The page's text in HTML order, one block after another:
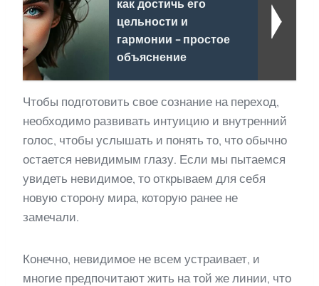
как достичь его
цельности и
гармонии - простое
объяснение
Чтобы подготовить свое сознание на переход,
необходимо развивать интуицию и внутренний
голос, чтобы услышать и понять то, что обычно
остается невидимым глазу. Если мы пытаемся
увидеть невидимое, то открываем для себя
новую сторону мира, которую ранее не
замечали.
Конечно, невидимое не всем устраивает, и
многие предпочитают жить на той же линии, что